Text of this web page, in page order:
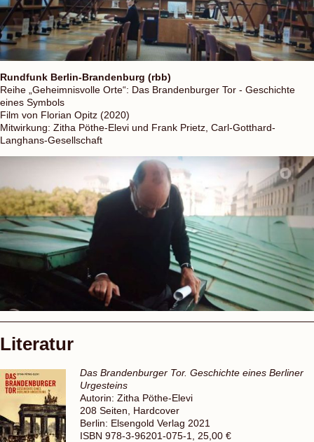
Rundfunk Berlin-Brandenburg (rbb)
Reihe „Geheimnisvolle Orte“: Das Brandenburger Tor - Geschichte
eines Symbols
Film von Florian Opitz (2020)
Mitwirkung: Zitha Pöthe-Elevi und Frank Prietz, Carl-Gotthard-
Langhans-Gesellschaft
Literatur
Das Brandenburger Tor. Geschichte eines Berliner
Urgesteins
Autorin: Zitha Pöthe-Elevi
208 Seiten, Hardcover
Berlin: Elsengold Verlag 2021
ISBN 978-3-96201-075-1, 25,00 €